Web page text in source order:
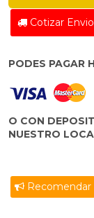
Cotizar Envio
PODES PAGAR
O CON
NUESTRO
Recomendar